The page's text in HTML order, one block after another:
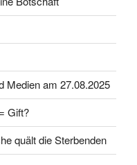
Medien am 27.08.2025
Gift?
quält die Sterbenden